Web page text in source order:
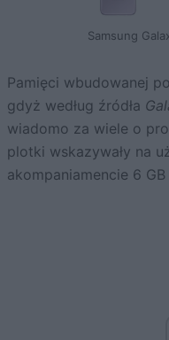
Samsung
Pamięci wbudowanej
gdyż według źródła
wiadomo za wiele o
plotki wskazywały na
akompaniamencie 6